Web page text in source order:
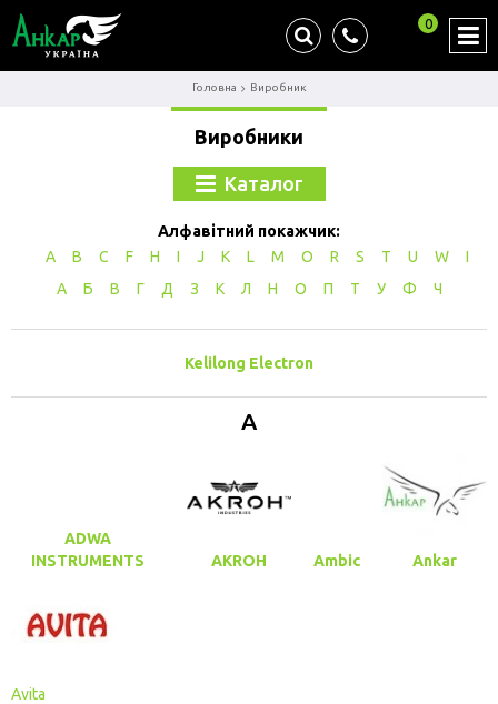
0
Головна Виробник
Виробники
Каталог
Алфавітний покажчик:
A
B C F H I J K L M O R S T U W
І
А
Б В Г Д З К Л Н О П Т У Ф Ч
Kelilong Electron
A
ADWA
INSTRUMENTS
AKROH Ambic Ankar
Avita